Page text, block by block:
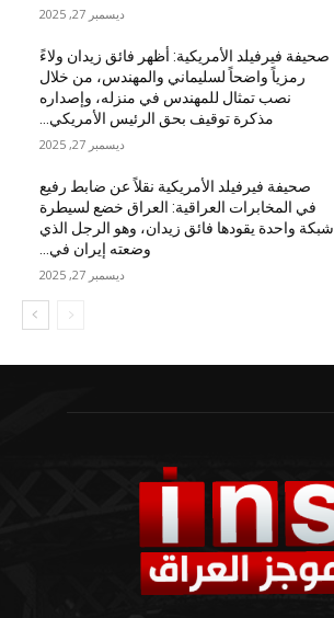
ديسمبر 27, 2025
صحيفة فيرفيلد الأمريكية: أظهر فائق زيدان ولاءً
رمزياً واضحاً لسليماني والمهندس، من خلال
نصب تمثال للمهندس في منزله، وإصداره
مذكرة توقيف بحق الرئيس الأمريكي...
ديسمبر 27, 2025
صحيفة فيرفيلد الأمريكية نقلاً عن ضابط رفيع
في المخابرات العراقية: العراق خضع لسيطرة
شبكة واحدة يقودها فائق زيدان، وهو الرجل الذي
وضعته إيران في...
ديسمبر 27, 2025